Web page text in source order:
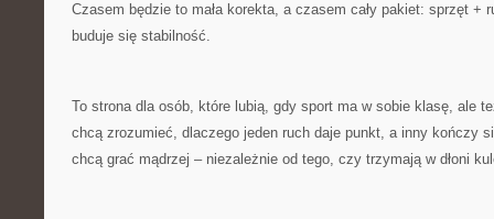
Czasem będzie to mała korekta, a czasem cały pakiet: sprzęt +
buduje się stabilność.
To strona dla osób, które lubią, gdy sport ma w sobie klasę, ale
chcą zrozumieć, dlaczego jeden ruch daje punkt, a inny kończy
chcą grać mądrzej – niezależnie od tego, czy trzymają w dłoni